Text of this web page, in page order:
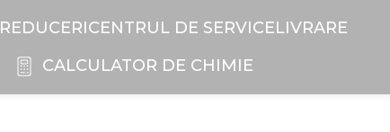
REDUCERICENTRUL DE SERVICELIVRARE
CALCULATOR DE CHIMIE